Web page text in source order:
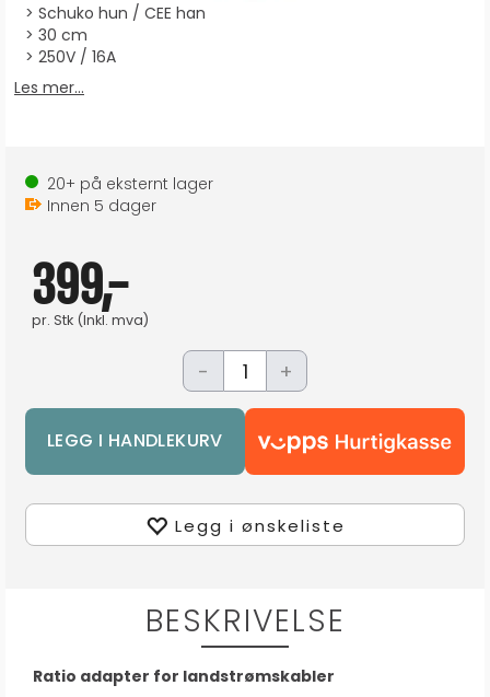
Schuko hun / CEE han
30 cm
250V / 16A
Les mer...
20+ på eksternt lager
Innen 5 dager
399,-
pr. Stk (Inkl. mva)
- +
Legg i ønskeliste
BESKRIVELSE
Ratio adapter for landstrømskabler